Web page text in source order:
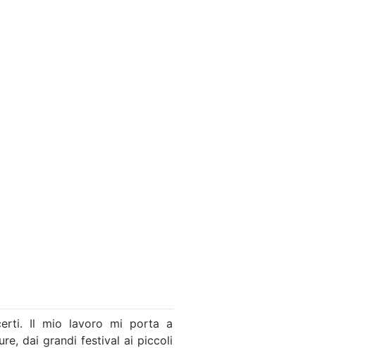
Il mio lavoro mi porta a
dai grandi festival ai piccoli